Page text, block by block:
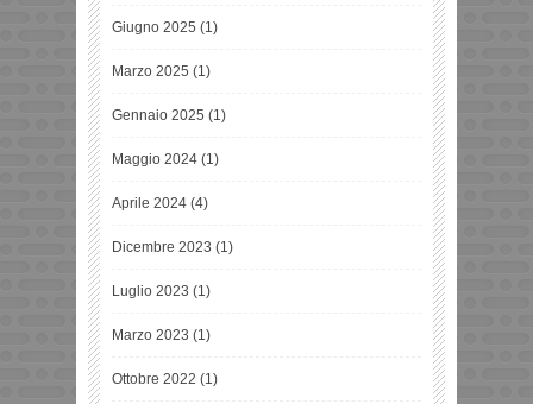
Giugno 2025 (1)
Marzo 2025 (1)
Gennaio 2025 (1)
Maggio 2024 (1)
Aprile 2024 (4)
Dicembre 2023 (1)
Luglio 2023 (1)
Marzo 2023 (1)
Ottobre 2022 (1)